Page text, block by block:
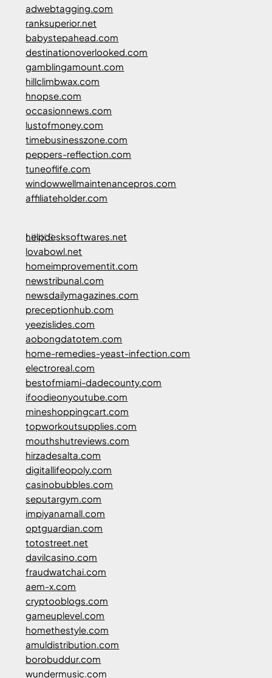
adwebtagging.com
ranksuperior.net
babystepahead.com
destinationoverlooked.com
gamblingamount.com
hillclimbwax.com
hnopse.com
occasionnews.com
lustofmoney.com
timebusinesszone.com
peppers-reflection.com
tuneoflife.com
windowwellmaintenancepros.com
affiliateholder.com
LINKS
helpdesksoftwares.net
lovabowl.net
homeimprovementit.com
newstribunal.com
newsdailymagazines.com
preceptionhub.com
yeezislides.com
aobongdatotem.com
home-remedies-yeast-infection.com
electroreal.com
bestofmiami-dadecounty.com
ifoodieonyoutube.com
mineshoppingcart.com
topworkoutsupplies.com
mouthshutreviews.com
hirzadesalta.com
digitallifeopoly.com
casinobubbles.com
seputargym.com
impiyanamall.com
optguardian.com
totostreet.net
davilcasino.com
fraudwatchai.com
aem-x.com
cryptooblogs.com
gameuplevel.com
homethestyle.com
amuldistribution.com
borobuddur.com
wundermusic.com